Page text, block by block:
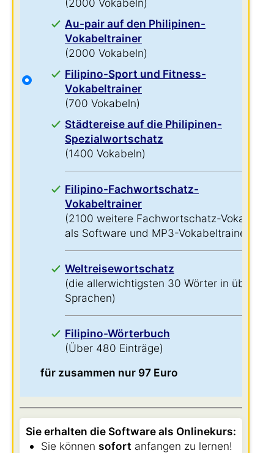
(2000 Vokabeln)
Au-pair auf den Philipinen-
Vokabeltrainer
(2000 Vokabeln)
Filipino-Sport und Fitness-
Vokabeltrainer
(700 Vokabeln)
Städtereise auf die Philipinen-
Spezialwortschatz
(1400 Vokabeln)
Filipino-Fachwortschatz-
Vokabeltrainer
(2100 weitere Fachwortschatz-Vokabeln
als Software und MP3-Vokabeltrainer)
Weltreisewortschatz
(die allerwichtigsten 30 Wörter in über 60
Sprachen)
Filipino-Wörterbuch
(Über 480 Einträge)
für zusammen nur 97 Euro
Sie erhalten die Software als Onlinekurs:
Sie können sofort anfangen zu lernen!